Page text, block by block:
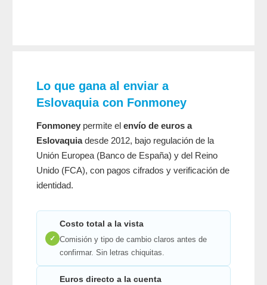
Lo que gana al enviar a
Eslovaquia con Fonmoney
Fonmoney permite el envío de euros a
Eslovaquiadesde 2012, bajo regulación de la
Unión Europea (Banco de España) y del Reino
Unido (FCA), con pagos cifrados y verificación de
identidad.
✓
Costo total a la vista
Comisión y tipo de cambio claros antes de
confirmar. Sin letras chiquitas.
Euros directo a la cuenta